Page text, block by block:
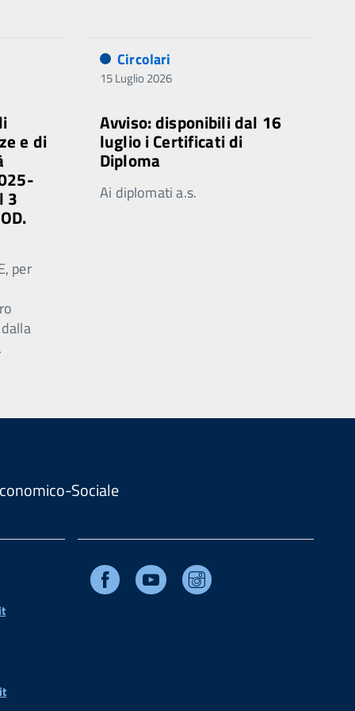
e di
3
per
Circolari
15 Luglio 2026
Avviso: disponibili dal 16
luglio i Certificati di
Diploma
Ai diplomati a.s.
Sociale
Facebook Youtube